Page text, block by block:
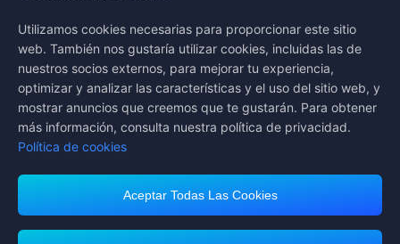
Utilizamos cookies necesarias para proporcionar este sitio
web. También nos gustaría utilizar cookies, incluidas las de
nuestros socios externos, para mejorar tu experiencia,
optimizar y analizar las características y el uso del sitio web, y
mostrar anuncios que creemos que te gustarán. Para obtener
más información, consulta nuestra política de privacidad.
Política de cookies
Aceptar Todas Las Cookies
Síguenos en
Midasbuy admite métodos de pago